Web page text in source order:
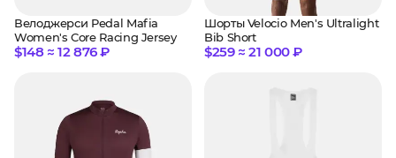
Велоджерси Pedal Mafia
Women's Core Racing Jersey
$148 ≈ 12 876 ₽
Шорты Velocio Men's Ultralight
Bib Short
$259 ≈ 21 000 ₽